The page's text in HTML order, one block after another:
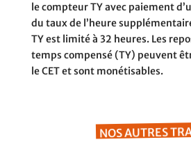
le compteur TY avec paiement
du taux de l’heure
TY est limité à 32 heures. Les
temps compensé (TY) peuvent
le CET et sont monétisables.
NOS AUTRES